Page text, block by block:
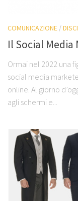
COMUNICAZIONE /
Il Social
Ormai nel 2022 una
social media
online. Al giorno
agli schermi e...